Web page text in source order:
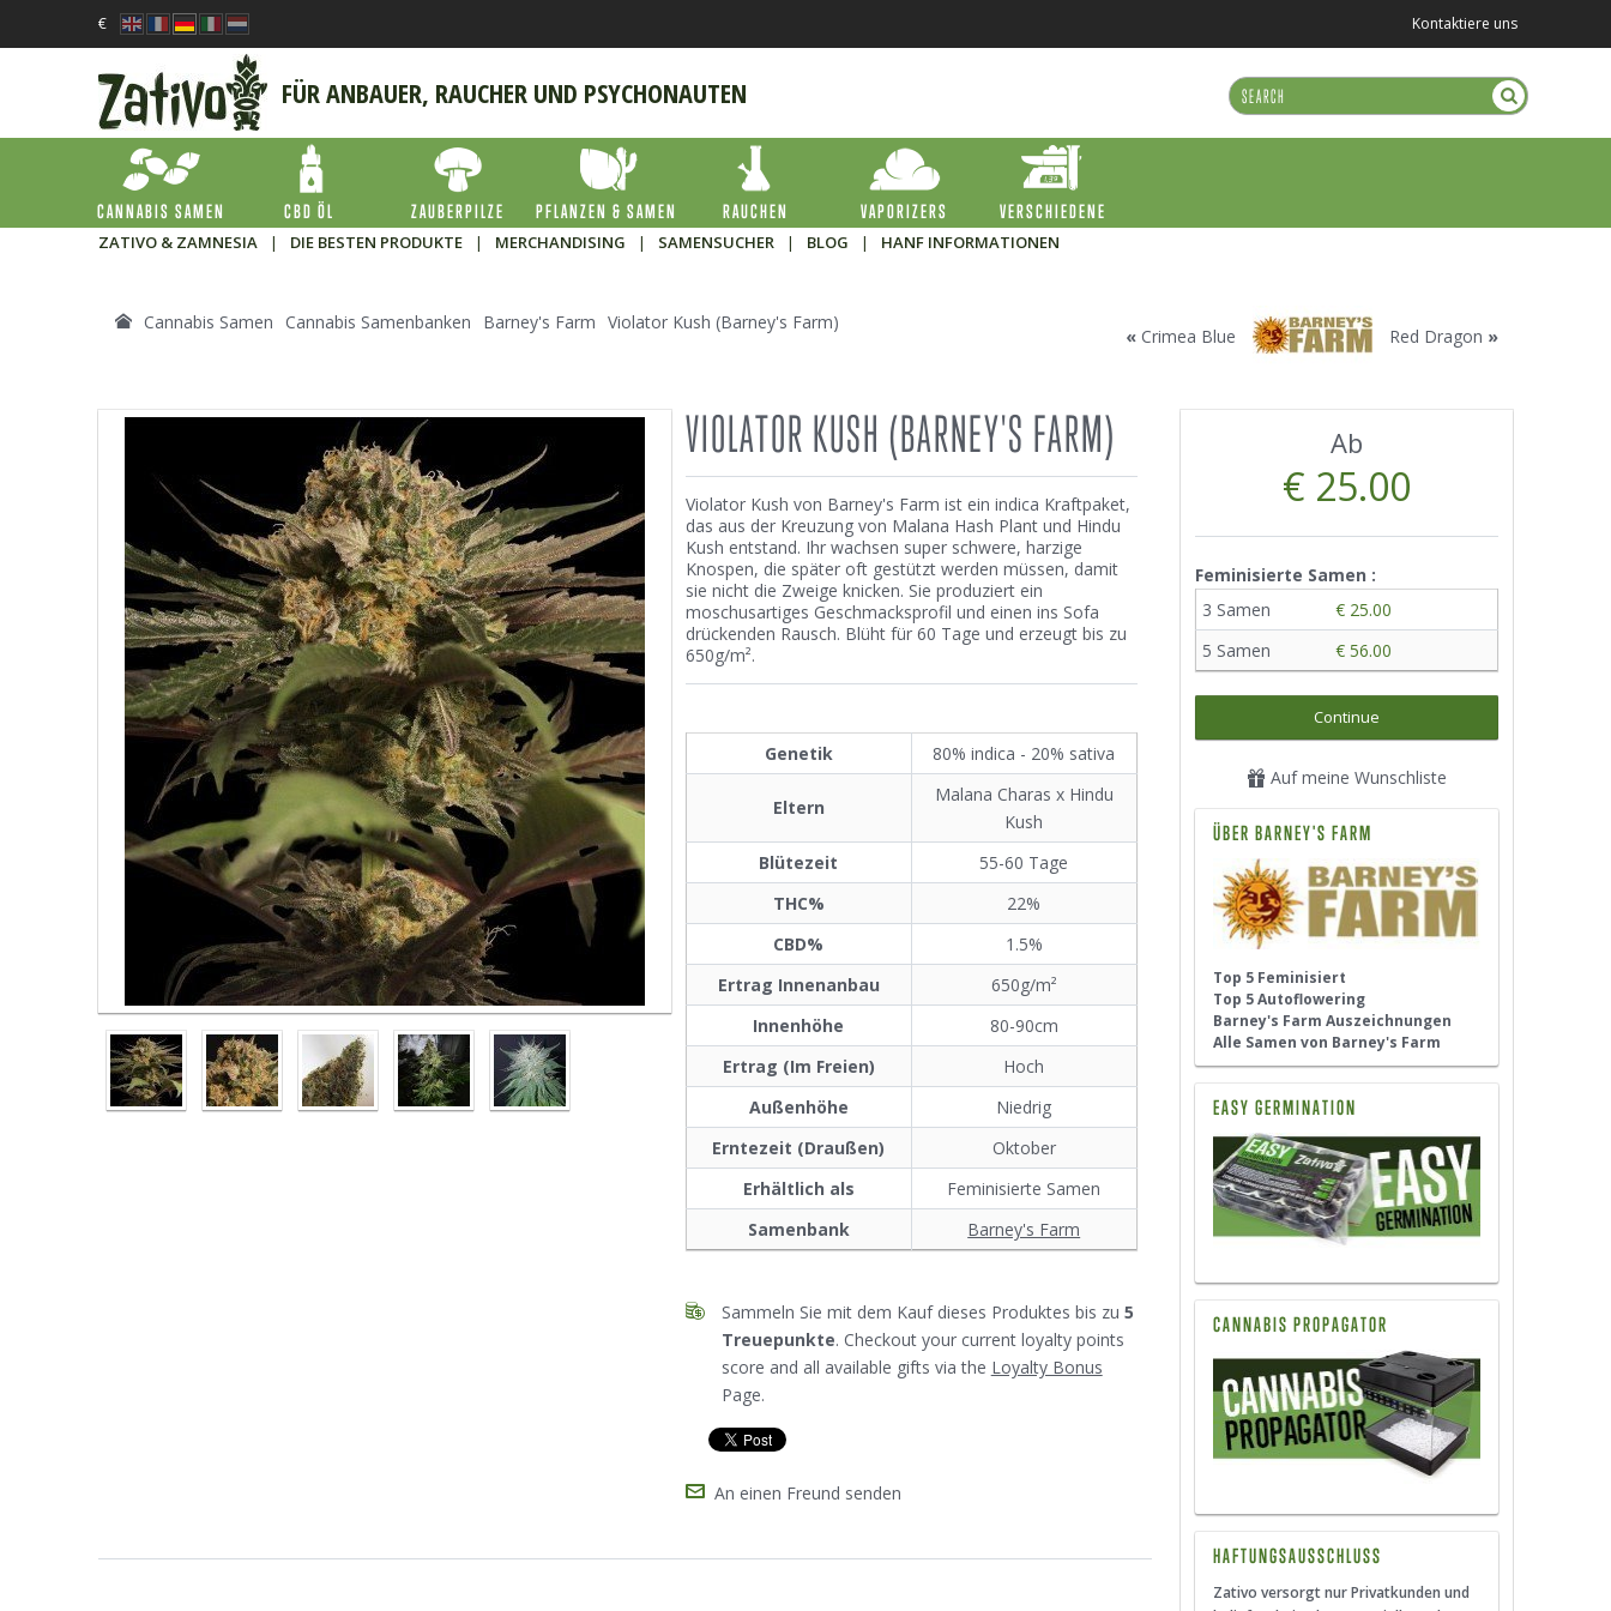
€ Kontaktiere uns
FÜR ANBAUER, RAUCHER UND PSYCHONAUTEN
CANNABIS SAMEN CBD ÖL ZAUBERPILZE PFLANZEN & SAMEN RAUCHEN VAPORIZERS
VERSCHIEDENE
ZATIVO & ZAMNESIA
| DIE BESTEN PRODUKTE | MERCHANDISING | SAMENSUCHER | BLOG | HANF INFORMATIONEN
Cannabis Samen Cannabis Samenbanken Barney's Farm Violator Kush (Barney's Farm)
« Crimea Blue Red Dragon »
VIOLATOR KUSH (BARNEY'S FARM)
Violator Kush von Barney's Farm ist ein indica Kraftpaket,
das aus der Kreuzung von Malana Hash Plant und Hindu
Kush entstand. Ihr wachsen super schwere, harzige
Knospen, die später oft gestützt werden müssen, damit
sie nicht die Zweige knicken. Sie produziert ein
moschusartiges Geschmacksprofil und einen ins Sofa
drückenden Rausch. Blüht für 60 Tage und erzeugt bis zu
650g/m².
Genetik 80% indica - 20% sativa
Eltern
Malana Charas x Hindu
Kush
Blütezeit
55-60 Tage
THC%
22%
CBD%
1.5%
Ertrag Innenanbau
650g/m²
Innenhöhe
80-90cm
Ertrag (Im Freien)
Hoch
Außenhöhe
Niedrig
Erntezeit (Draußen)
Oktober
Erhältlich als
Feminisierte Samen
Samenbank
Barney's Farm
Sammeln Sie mit dem Kauf dieses Produktes bis zu 5
Treuepunkte. Checkout your current loyalty points
score and all available gifts via the Loyalty Bonus
Page.
An einen Freund senden
Ab
€ 25.00
Feminisierte Samen :
3 Samen
€ 25.00
5 Samen
€ 56.00
Continue
Auf meine Wunschliste
ÜBER BARNEY'S FARM
Top 5 Feminisiert
Top 5 Autoflowering
Barney's Farm Auszeichnungen
Alle Samen von Barney's Farm
EASY GERMINATION
CANNABIS PROPAGATOR
HAFTUNGSAUSSCHLUSS
Zativo versorgt nur Privatkunden und